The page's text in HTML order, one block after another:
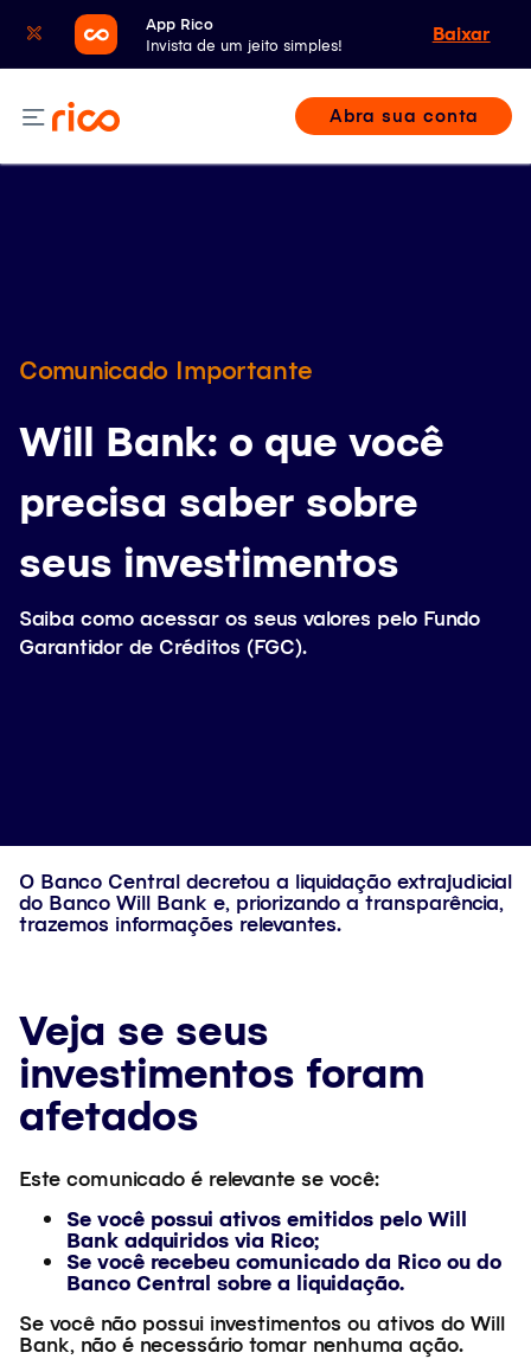
App Rico
Invista de um jeito simples!
Baixar
Abra sua conta
Comunicado Importante
Will Bank: o que você
precisa saber sobre
seus investimentos
Saiba como acessar os seus valores pelo Fundo
Garantidor de Créditos (FGC).
O Banco Central decretou a liquidação extrajudicial
do Banco Will Bank e, priorizando a transparência,
trazemos informações relevantes.
Veja se seus
investimentos foram
afetados
Este comunicado é relevante se você:
Se você possui ativos emitidos pelo Will
Bank adquiridos via Rico;
Se você recebeu comunicado da Rico ou do
Banco Central sobre a liquidação.
Se você não possui investimentos ou ativos do Will
Bank, não é necessário tomar nenhuma ação.